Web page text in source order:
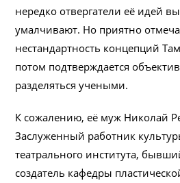
нередко отвергатели её идей
умалчивают. Но приятно
нестандартность концепций
потом подтверждается
разделяться учеными.
К сожалению, её муж Николай
Заслуженный работник
театрального института,
создатель кафедры